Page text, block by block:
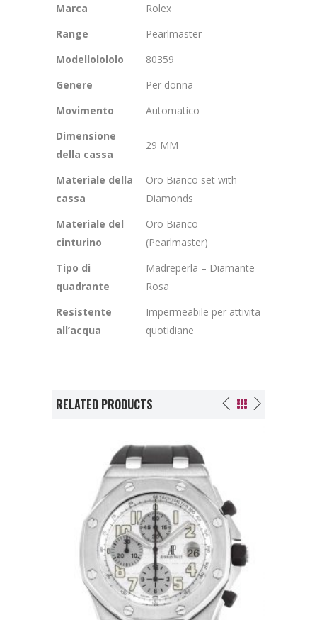
Marca
Rolex
Range
Pearlmaster
Modellolololo
80359
Genere
Per donna
Movimento
Automatico
Dimensione
della cassa
29 MM
Materiale della
cassa
Oro Bianco set with
Diamonds
Materiale del
cinturino
Oro Bianco
(Pearlmaster)
Tipo di
quadrante
Madreperla – Diamante
Rosa
Resistente
all’acqua
Impermeabile per attivita
quotidiane
RELATED PRODUCTS